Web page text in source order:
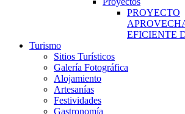
PROYECTO
EFICIENTE
Turismo
Sitios Turísticos
Galería Fotográfica
Alojamiento
Artesanías
Festividades
Gastronomía